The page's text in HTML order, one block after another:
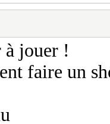
à jouer !
faire un